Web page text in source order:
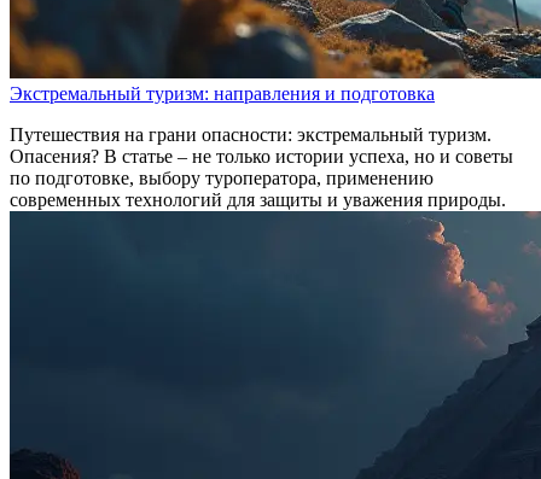
Экстремальный туризм: направления и подготовка
Путешествия на грани опасности: экстремальный туризм.
Опасения? В статье – не только истории успеха, но и советы
по подготовке, выбору туроператора, применению
современных технологий для защиты и уважения природы.